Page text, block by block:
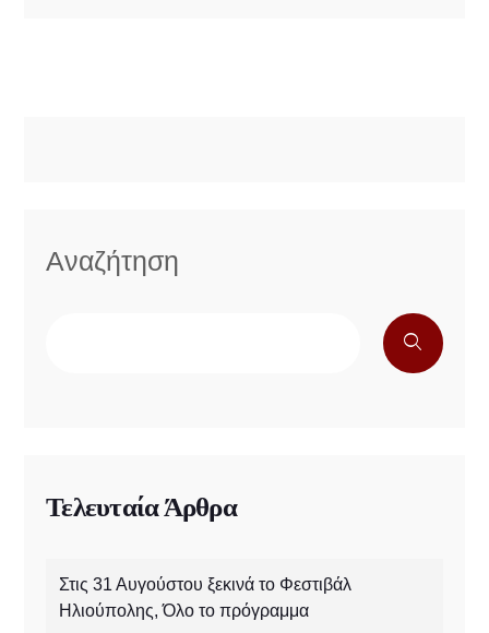
Αναζήτηση
Τελευταία Άρθρα
Στις 31 Αυγούστου ξεκινά το Φεστιβάλ
Ηλιούπολης, Όλο το πρόγραμμα